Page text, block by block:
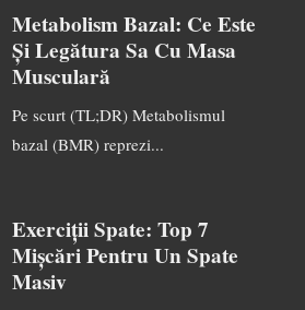
Metabolism Bazal: Ce Este
Și Legătura Sa Cu Masa
Musculară
Pe scurt (TL;DR) Metabolismul
bazal (BMR) reprezi...
Exerciții Spate: Top 7
Mișcări Pentru Un Spate
Masiv